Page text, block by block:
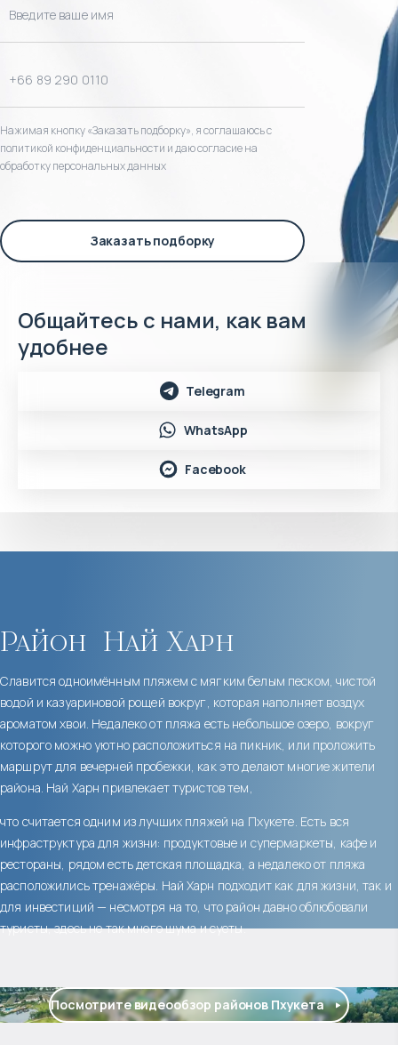
Нажимая кнопку «Заказать подборку», я соглашаюсь с
политикой конфиденциальности и даю согласие на
обработку персональных данных
Заказать подборку
Общайтесь с нами, как вам
удобнее
Telegram
WhatsApp
Facebook
Район Най Харн
Славится одноимённым пляжем с мягким белым песком, чистой
водой и казуариновой рощей вокруг, которая наполняет воздух
ароматом хвои. Недалеко от пляжа есть небольшое озеро, вокруг
которого можно уютно расположиться на пикник, или проложить
маршрут для вечерней пробежки, как это делают многие жители
района. Най Харн привлекает туристов тем,
что считается одним из лучших пляжей на Пхукете. Есть вся
инфраструктура для жизни: продуктовые и супермаркеты, кафе и
рестораны, рядом есть детская площадка, а недалеко от пляжа
расположились тренажёры. Най Харн подходит как для жизни, так и
для инвестиций — несмотря на то, что район давно облюбовали
туристы, здесь не так много шума и суеты.
Посмотрите видеообзор районов Пхукета